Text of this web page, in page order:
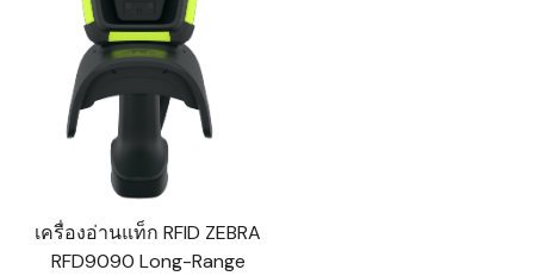
เครื่องอ่านแท็ก RFID ZEBRA
RFD9090 Long-Range